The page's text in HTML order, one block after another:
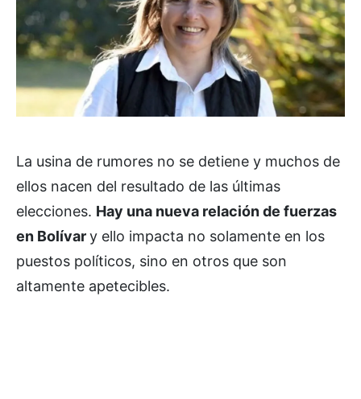
La usina de rumores no se detiene y muchos de
ellos nacen del resultado de las últimas
elecciones. Hay una nueva relación de fuerzas
en Bolívary ello impacta no solamente en los
puestos políticos, sino en otros que son
altamente apetecibles.